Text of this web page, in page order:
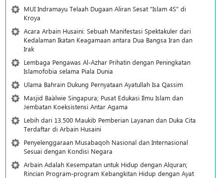
MUI Indramayu Telaah Dugaan Aliran Sesat "Islam 4S" di
Kroya
Acara Arbain Husaini: Sebuah Manifestasi Spektakuler dari
Kedalaman Ikatan Keagamaan antara Dua Bangsa Iran dan
Irak
Lembaga Pengawas Al-Azhar Prihatin dengan Peningkatan
Islamofobia selama Piala Dunia
Ulama Bahrain Dukung Pernyataan Ayatullah Isa Qassim
Masjid Ba`alwie Singapura; Pusat Edukasi Ilmu Islam dan
Jembatan Koeksistensi Antar Agama
Lebih dari 13.500 Maukib Pemberian Layanan dan Duka Cita
Terdaftar di Arbain Husaini
Penyelenggaraan Musabaqoh Nasional dan Internasional
Sesuai dengan Kondisi Negara
Arbain Adalah Kesempatan untuk Hidup dengan Alquran;
Rincian Program-program Kebangkitan Hidup dengan Ayat